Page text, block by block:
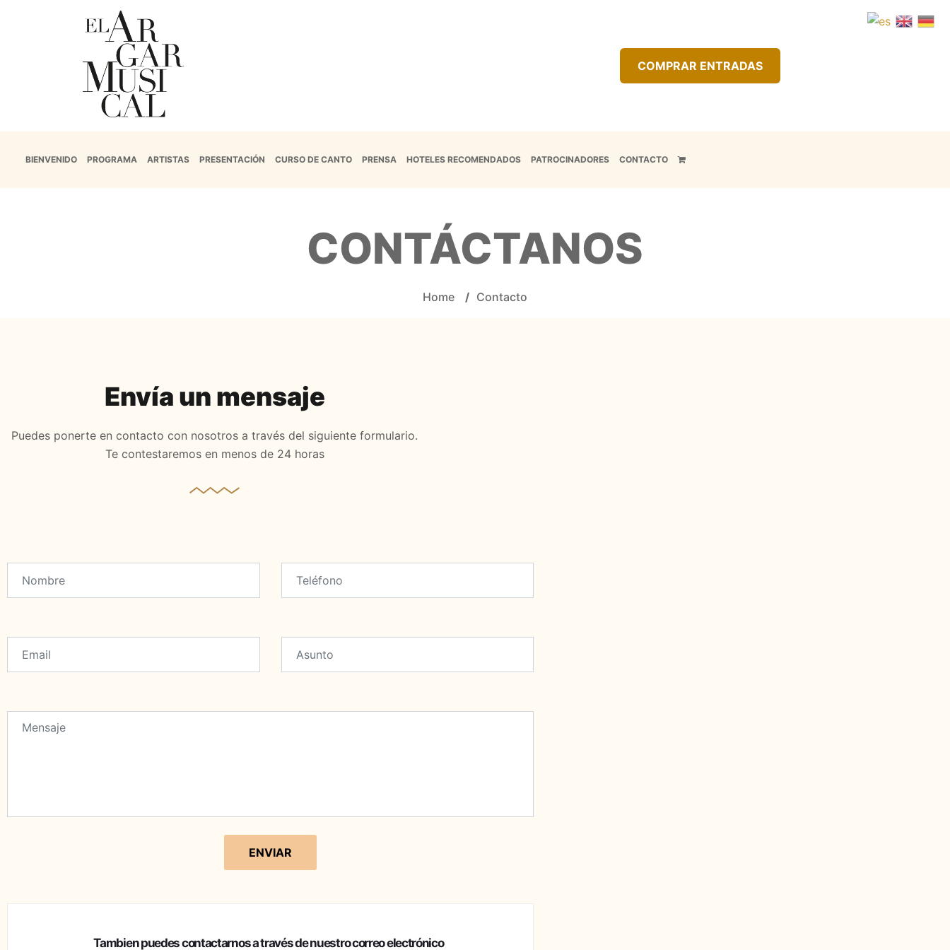
COMPRAR ENTRADAS
BIENVENIDO PROGRAMA ARTISTAS PRESENTACIÓN CURSO DE CANTO PRENSA HOTELES RECOMENDADOS PATROCINADORES CONTACTO
CONTÁCTANOS
Home / Contacto
Envía un mensaje
Puedes ponerte en contacto con nosotros a través del siguiente formulario.
Te contestaremos en menos de 24 horas
Tambien puedes contactarnos a través de nuestro correo electrónico